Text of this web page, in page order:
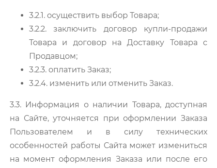
3.2.1. осуществить выбор Товара;
3.2.2. заключить договор купли-продажи
Товара и договор на Доставку Товара с
Продавцом;
3.2.3. оплатить Заказ;
3.2.4. изменить или отменить Заказ.
3.3. Информация о наличии Товара, доступная
на Сайте, уточняется при оформлении Заказа
Пользователем и в силу технических
особенностей работы Сайта может измениться
на момент оформления Заказа или после его